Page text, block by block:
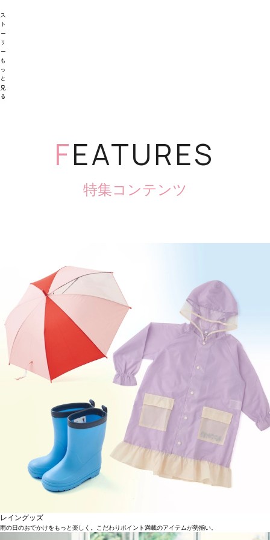
ス
ト
ー
リ
ー
も
っ
と
見
る
“たのしい”
FEATURES
特集コンテンツ
レイングッズ
雨の日のおでかけをもっと楽しく。こだわりポイント満載のアイテムが勢揃い。